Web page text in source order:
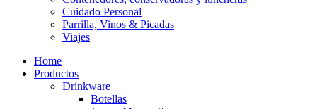
Cuidado Personal
Parrilla, Vinos & Picadas
Viajes
Home
Productos
Drinkware
Botellas